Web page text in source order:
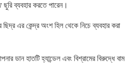
ব্যবহার করতে পারেন।
এর কেন্দ্র অংশ হিল থেকে নিচে ব্যবহার করা
ডান হাতটি হ্যান্ডেল এবং বিশ্রামের বিরুদ্ধে বাম